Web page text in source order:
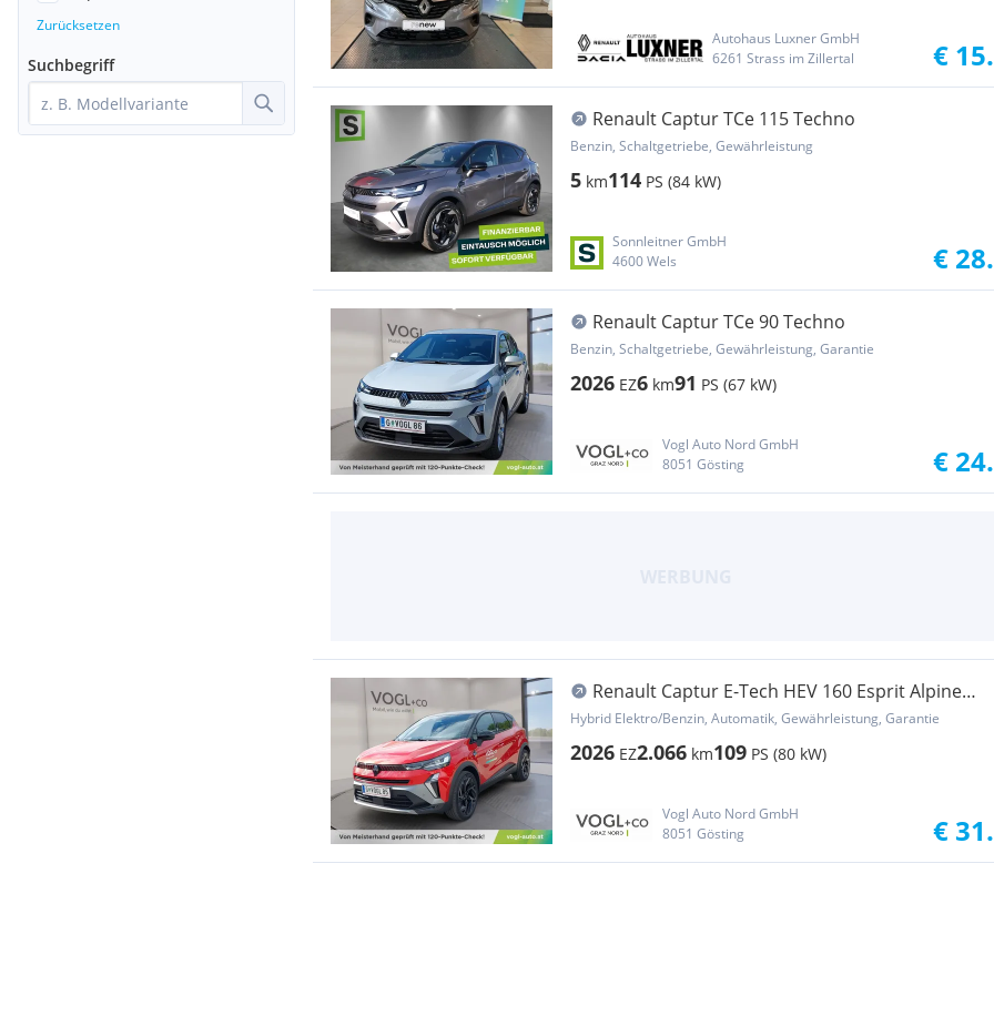
Autohaus Luxner GmbH
6261 Strass im Zillertal
€
Renault Captur TCe 115 Techno
Benzin, Schaltgetriebe, Gewährleistung
5 km114 PS (84 kW)
Sonnleitner GmbH
4600 Wels
€
Renault Captur TCe 90 Techno
Benzin, Schaltgetriebe, Gewährleistung, Garantie
2026 EZ6 km91 PS (67 kW)
Vogl Auto Nord GmbH
8051 Gösting
€
Renault Captur E-Tech HEV 160 Esprit Alpine
Aut.
Hybrid Elektro/Benzin, Automatik, Gewährleistung, Garantie
2026 EZ2.066 km109 PS (80 kW)
Vogl Auto Nord GmbH
8051 Gösting
€
Zurücksetzen
Suchbegriff